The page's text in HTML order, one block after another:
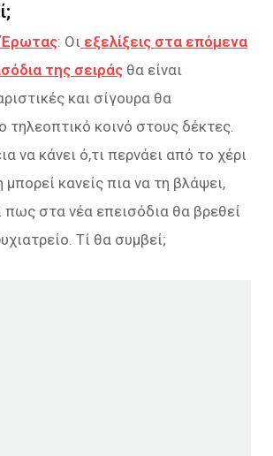
Έρωτας: Οι εξελίξεις στα επόμενα
της σειράς θα είναι
και σίγουρα θα
τηλεοπτικό κοινό στους δέκτες.
να κάνει ό,τι περνάει από το χέρι
κανείς πια να τη βλάψει,
πως στα νέα επεισόδια θα βρεθεί
Τί θα συμβεί;